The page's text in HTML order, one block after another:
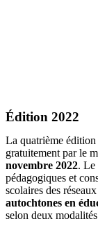
Édition 2022
La quatrième
gratuitement par le
novembre 2022. Le
pédagogiques et
scolaires des
autochtones en
selon deux modalités